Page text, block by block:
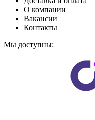
О компании
Вакансии
Контакты
Мы доступны: